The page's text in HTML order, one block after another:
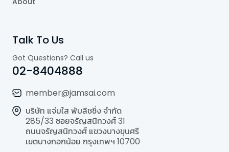
Talk To Us
Got Questions? Call us
02-8404888
member@jamsai.com
บริษัท แจ่มใส พับลิชชิ่ง จำกัด
285/33 ซอยจรัญสนิทวงศ์ 31
ถนนจรัญสนิทวงศ์ แขวงบางขุนศรี
เขตบางกอกน้อย กรุงเทพฯ 10700